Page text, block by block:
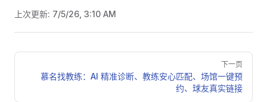
上次更新: 7/5/26, 3:10 AM
Pager
下一页
慕名找教练：AI 精准诊断、教练安心匹配、场馆一键预
约、球友真实链接